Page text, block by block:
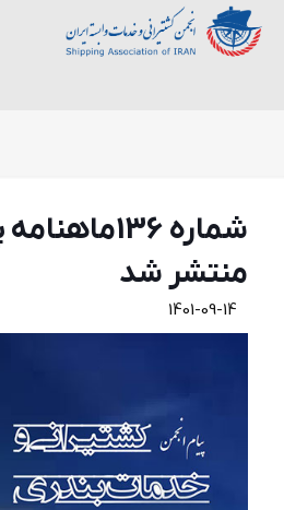
شماره
منتشر شد
1401-09-14